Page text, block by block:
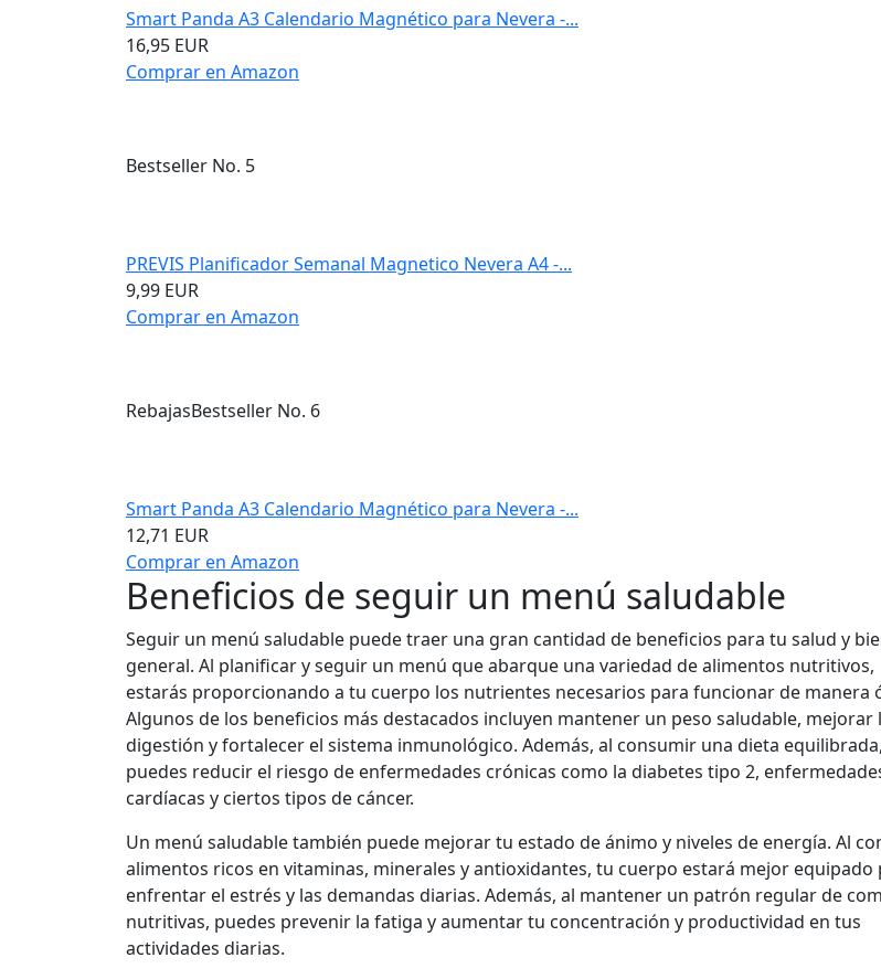
Smart Panda A3 Calendario Magnético para Nevera -...
16,95 EUR
Comprar en Amazon
Bestseller No. 5
PREVIS Planificador Semanal Magnetico Nevera A4 -...
9,99 EUR
Comprar en Amazon
RebajasBestseller No. 6
Smart Panda A3 Calendario Magnético para Nevera -...
12,71 EUR
Comprar en Amazon
Beneficios de seguir un menú saludable
Seguir un menú saludable puede traer una gran cantidad de beneficios para tu salud y
general. Al planificar y seguir un menú que abarque una variedad de alimentos nutritivos,
estarás proporcionando a tu cuerpo los nutrientes necesarios para funcionar de manera
Algunos de los beneficios más destacados incluyen mantener un peso saludable, mejorar
digestión y fortalecer el sistema inmunológico. Además, al consumir una dieta equilibrada,
puedes reducir el riesgo de enfermedades crónicas como la diabetes tipo 2,
cardíacas y ciertos tipos de cáncer.
Un menú saludable también puede mejorar tu estado de ánimo y niveles de energía. Al
alimentos ricos en vitaminas, minerales y antioxidantes, tu cuerpo estará mejor equipado
enfrentar el estrés y las demandas diarias. Además, al mantener un patrón regular de
nutritivas, puedes prevenir la fatiga y aumentar tu concentración y productividad en tus
actividades diarias.